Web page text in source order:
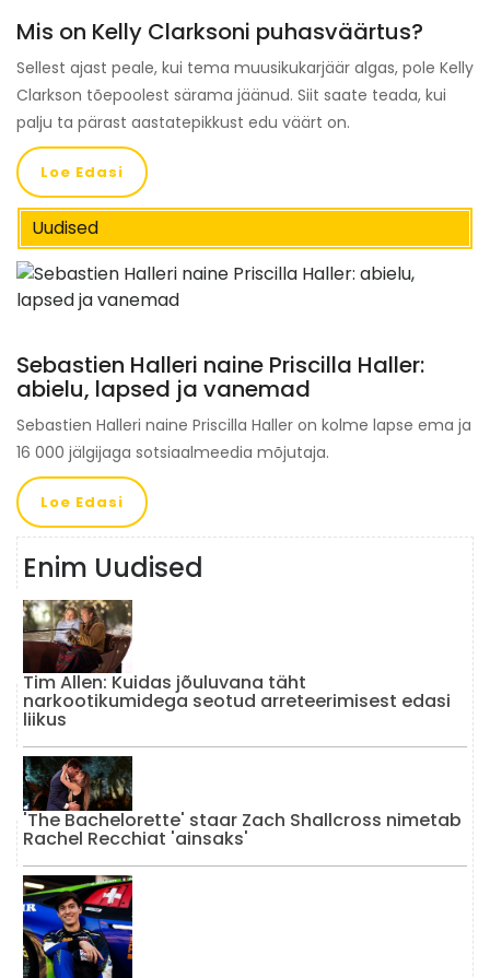
Mis on Kelly Clarksoni puhasväärtus?
Sellest ajast peale, kui tema muusikukarjäär algas, pole Kelly
Clarkson tõepoolest särama jäänud. Siit saate teada, kui
palju ta pärast aastatepikkust edu väärt on.
Loe Edasi
Uudised
Sebastien Halleri naine Priscilla Haller:
abielu, lapsed ja vanemad
Sebastien Halleri naine Priscilla Haller on kolme lapse ema ja
16 000 jälgijaga sotsiaalmeedia mõjutaja.
Loe Edasi
Enim Uudised
Tim Allen: Kuidas jõuluvana täht
narkootikumidega seotud arreteerimisest edasi
liikus
'The Bachelorette' staar Zach Shallcross nimetab
Rachel Recchiat 'ainsaks'